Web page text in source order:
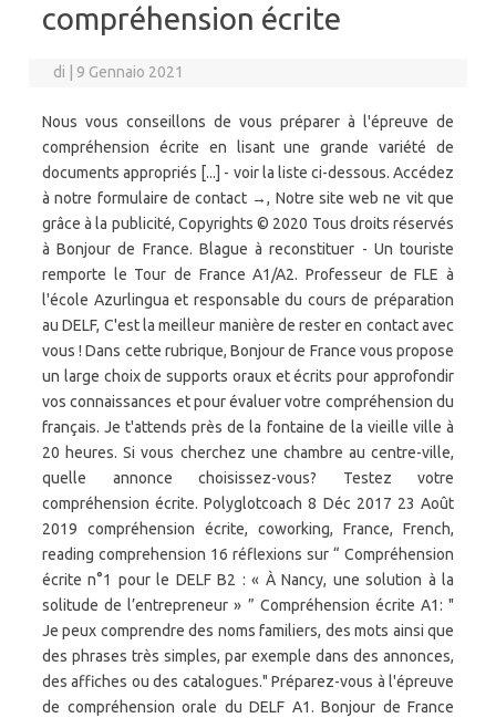
compréhension écrite
di 9 Gennaio 2021
Nous vous conseillons de vous préparer à l'épreuve de
compréhension écrite en lisant une grande variété de
documents appropriés [...] - voir la liste ci-dessous. Accédez
à notre formulaire de contact →, Notre site web ne vit que
grâce à la publicité, Copyrights © 2020 Tous droits réservés
à Bonjour de France. Blague à reconstituer - Un touriste
remporte le Tour de France A1/A2. Professeur de FLE à
l'école Azurlingua et responsable du cours de préparation
au DELF, C'est la meilleur manière de rester en contact avec
vous ! Dans cette rubrique, Bonjour de France vous propose
un large choix de supports oraux et écrits pour approfondir
vos connaissances et pour évaluer votre compréhension du
français. Je t'attends près de la fontaine de la vieille ville à
20 heures. Si vous cherchez une chambre au centre-ville,
quelle annonce choisissez-vous? Testez votre
compréhension écrite. Polyglotcoach 8 Déc 2017 23 Août
2019 compréhension écrite, coworking, France, French,
reading comprehension 16 réflexions sur “ Compréhension
écrite n°1 pour le DELF B2 : « À Nancy, une solution à la
solitude de l’entrepreneur » ” Compréhension écrite A1: "
Je peux comprendre des noms familiers, des mots ainsi que
des phrases très simples, par exemple dans des annonces,
des affiches ou des catalogues." Préparez-vous à l'épreuve
de compréhension orale du DELF A1. Bonjour de France